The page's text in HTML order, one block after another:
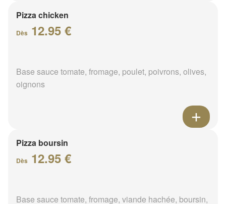
Pizza chicken
Dès 12.95 €
Base sauce tomate, fromage, poulet, poivrons, olives,
oignons
Pizza boursin
Dès 12.95 €
Base sauce tomate, fromage, viande hachée, boursin,